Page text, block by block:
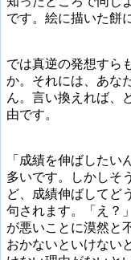
です。絵に描いた餅
では真逆の発想すら
か。それには、あな
ん。言い換えれば、
由です。
「成績を伸ばしたい
多いです。しかしそ
ど、成績伸ばしてど
句されます。「え？
が悪いことに漠然と
おかないといけない